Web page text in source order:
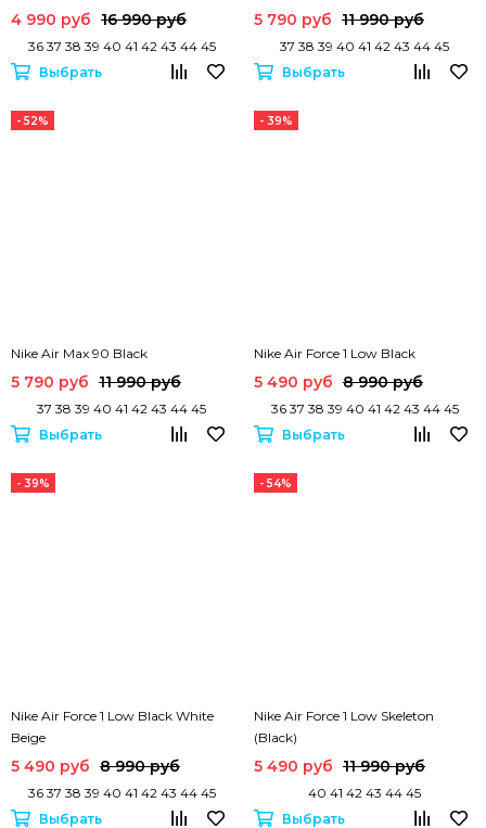
4 990 руб 16 990 руб
36 37 38 39 40 41 42 43 44 45
Выбрать
5 790 руб 11 990 руб
37 38 39 40 41 42 43 44 45
Выбрать
- 52%
Nike Air Max 90 Black
5 790 руб 11 990 руб
37 38 39 40 41 42 43 44 45
Выбрать
- 39%
Nike Air Force 1 Low Black
5 490 руб 8 990 руб
36 37 38 39 40 41 42 43 44 45
Выбрать
- 39%
Nike Air Force 1 Low Black White
Beige
5 490 руб 8 990 руб
36 37 38 39 40 41 42 43 44 45
Выбрать
- 54%
Nike Air Force 1 Low Skeleton
(Black)
5 490 руб 11 990 руб
40 41 42 43 44 45
Выбрать